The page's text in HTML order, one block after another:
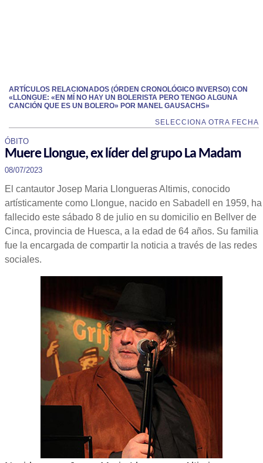
ARTÍCULOS RELACIONADOS (ÓRDEN CRONOLÓGICO INVERSO) CON
«LLONGUE: «EN MÍ NO HAY UN BOLERISTA PERO TENGO ALGUNA
CANCIÓN QUE ES UN BOLERO» POR MANEL GAUSACHS»
SELECCIONA OTRA FECHA
ÓBITO
Muere Llongue, ex líder del grupo La Madam
08/07/2023
El cantautor Josep Maria Llongueras Altimis, conocido
artísticamente como Llongue, nacido en Sabadell en 1959, ha
fallecido este sábado 8 de julio en su domicilio en Bellver de
Cinca, provincia de Huesca, a la edad de 64 años. Su familia
fue la encargada de compartir la noticia a través de las redes
sociales.